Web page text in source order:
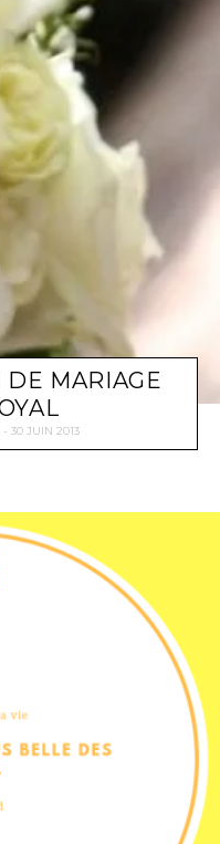
DE MARIAGE
30 JUIN 2013